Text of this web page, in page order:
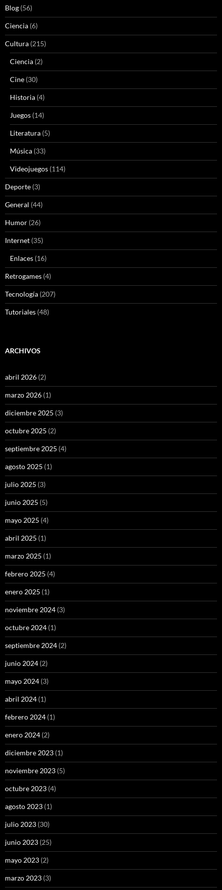
Blog (56)
Ciencia (6)
Cultura (215)
Ciencia (2)
Cine (30)
Historia (4)
Juegos (14)
Literatura (5)
Música (33)
Videojuegos (114)
Deporte (3)
General (44)
Humor (26)
Internet (35)
Enlaces (16)
Retrogames (4)
Tecnología (207)
Tutoriales (48)
ARCHIVOS
abril 2026 (2)
marzo 2026 (1)
diciembre 2025 (3)
octubre 2025 (2)
septiembre 2025 (4)
agosto 2025 (1)
julio 2025 (3)
junio 2025 (5)
mayo 2025 (4)
abril 2025 (1)
marzo 2025 (1)
febrero 2025 (4)
enero 2025 (1)
noviembre 2024 (3)
octubre 2024 (1)
septiembre 2024 (2)
junio 2024 (2)
mayo 2024 (3)
abril 2024 (1)
febrero 2024 (1)
enero 2024 (2)
diciembre 2023 (1)
noviembre 2023 (5)
octubre 2023 (4)
agosto 2023 (1)
julio 2023 (30)
junio 2023 (25)
mayo 2023 (2)
marzo 2023 (3)